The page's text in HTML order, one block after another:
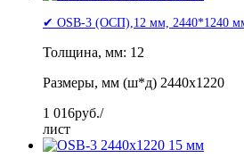
✔ OSB-3 (ОСП),12 мм, 2440*1240
Толщина, мм: 12
Размеры, мм (ш*д) 2440x1220
1 016руб./
лист